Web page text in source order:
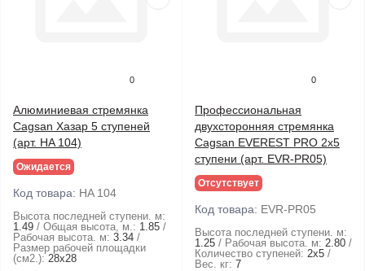
0
Алюминиевая стремянка
Cagsan Хазар 5 ступеней
(арт. HA 104)
Ожидается
Код товара: HA 104
Высота последней ступени. м:
1.49
Общая высота, м.: 1.85
Рабочая высота. м: 3.34
Размер рабочей площадки
(см2.): 28х28
0
Профессиональная
двухсторонняя стремянка
Cagsan EVEREST PRO 2х5
ступени (арт. EVR-PR05)
Отсутствует
Код товара: EVR-PR05
Высота последней ступени. м:
1.25
Рабочая высота. м: 2.80
Количество ступеней: 2х5
Вес. кг: 7